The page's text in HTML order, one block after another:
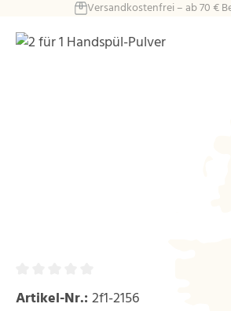
Zum Hauptinhalt springen
Versandkostenfrei – ab 70 €
Bildergalerie überspringen
Artikel-Nr.: 2f1-2156